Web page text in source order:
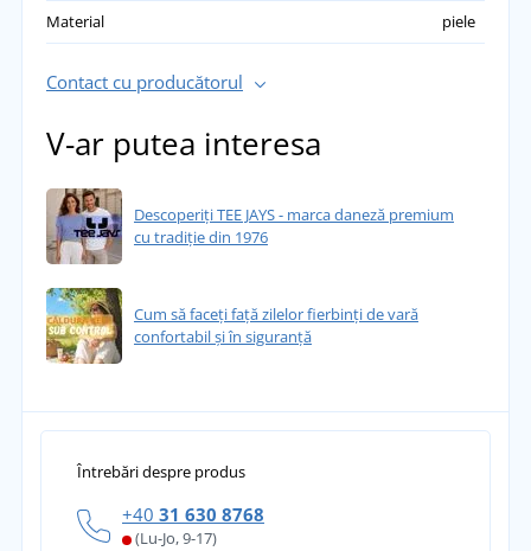
Material piele
Contact cu producătorul
V-ar putea interesa
Descoperiți TEE JAYS - marca daneză premium
cu tradiție din 1976
Cum să faceți față zilelor fierbinți de vară
confortabil și în siguranță
Întrebări despre produs
+40 31 630 8768
(Lu-Jo, 9-17)